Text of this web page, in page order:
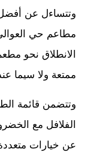
وتتساءل عن أفضل
مطاعم حي
الانطلاق نحو
ممتعة ولا سيما
وتتضمن قائمة
الفلافل مع
عن خيارات